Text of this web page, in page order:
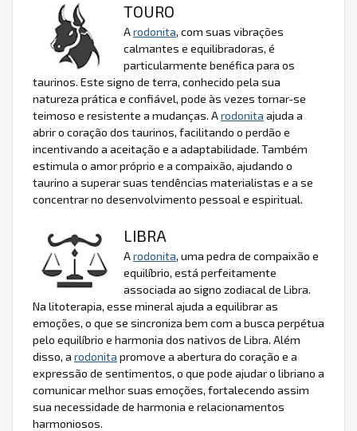
TOURO
Arodonita, com suas vibrações
calmantes e equilibradoras, é
particularmente benéfica para os
taurinos. Este signo de terra, conhecido pela sua
natureza prática e confiável, pode às vezes tornar-se
teimoso e resistente a mudanças. Arodonita ajuda a
abrir o coração dos taurinos, facilitando o perdão e
incentivando a aceitação e a adaptabilidade. Também
estimula o amor próprio e a compaixão, ajudando o
taurino a superar suas tendências materialistas e a se
concentrar no desenvolvimento pessoal e espiritual.
LIBRA
Arodonita, uma pedra de compaixão e
equilíbrio, está perfeitamente
associada ao signo zodiacal de Libra.
Na litoterapia, esse mineral ajuda a equilibrar as
emoções, o que se sincroniza bem com a busca perpétua
pelo equilíbrio e harmonia dos nativos de Libra. Além
disso, a rodonita promove a abertura do coração e a
expressão de sentimentos, o que pode ajudar o libriano a
comunicar melhor suas emoções, fortalecendo assim
sua necessidade de harmonia e relacionamentos
harmoniosos.